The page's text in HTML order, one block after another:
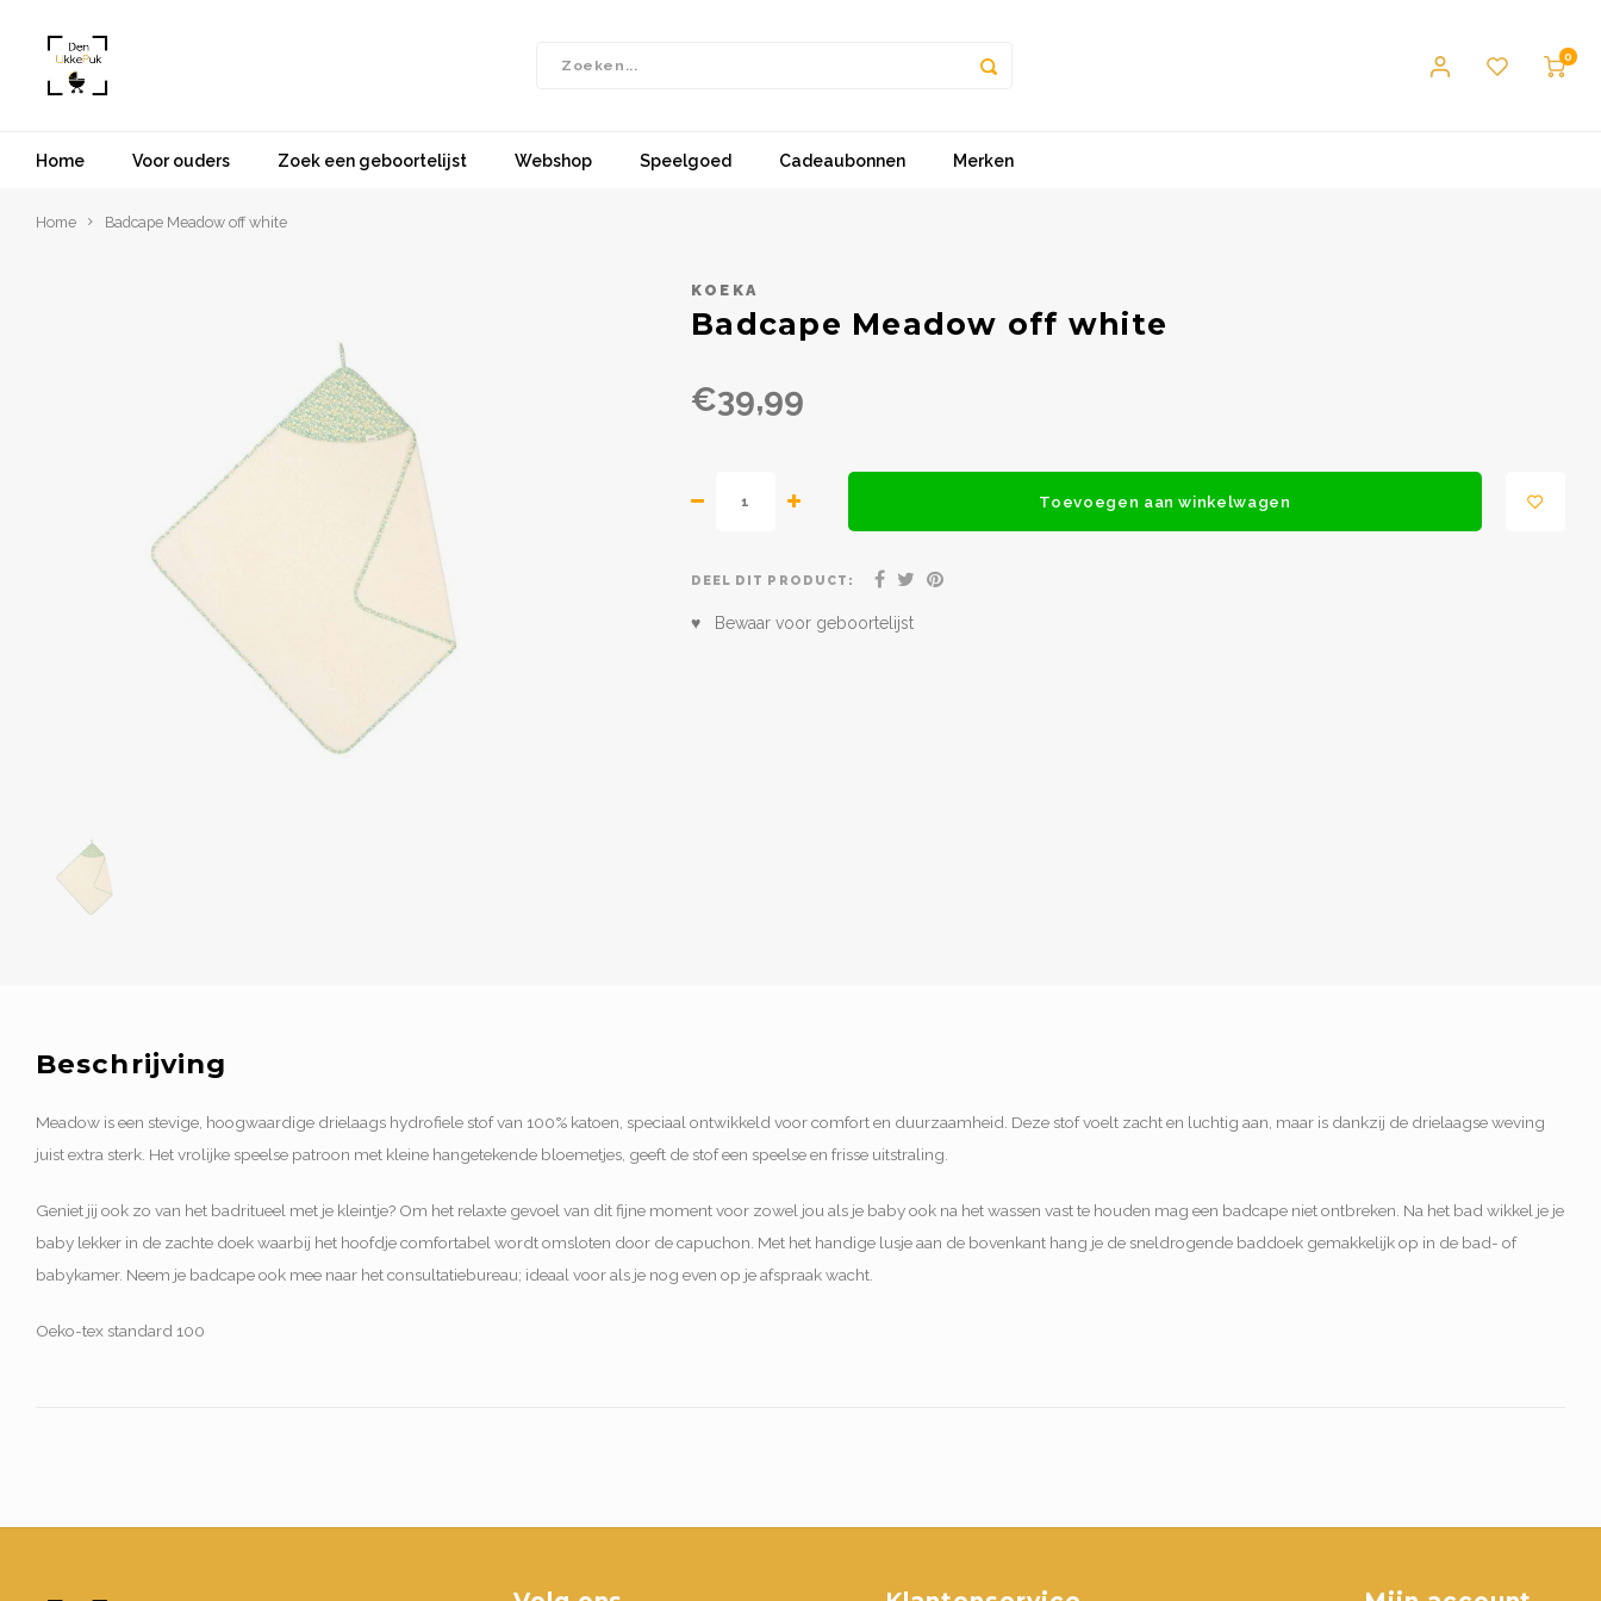
0
Home Voor ouders Zoek een geboortelijst Webshop Speelgoed Cadeaubonnen Merken
Home Badcape Meadow off white
KOEKA
Badcape Meadow off white
€39,99
Toevoegen aan winkelwagen
DEEL DIT PRODUCT:
♥ Bewaar voor geboortelijst
Beschrijving
Meadow is een stevige, hoogwaardige drielaags hydrofiele stof van 100% katoen, speciaal ontwikkeld voor comfort en duurzaamheid. Deze stof voelt zacht en luchtig aan, maar is dankzij de drielaagse weving
juist extra sterk. Het vrolijke speelse patroon met kleine hangetekende bloemetjes, geeft de stof een speelse en frisse uitstraling.
Geniet jij ook zo van het badritueel met je kleintje? Om het relaxte gevoel van dit fijne moment voor zowel jou als je baby ook na het wassen vast te houden mag een badcape niet ontbreken. Na het bad wikkel je je
baby lekker in de zachte doek waarbij het hoofdje comfortabel wordt omsloten door de capuchon. Met het handige lusje aan de bovenkant hang je de sneldrogende baddoek gemakkelijk op in de bad- of
babykamer. Neem je badcape ook mee naar het consultatiebureau; ideaal voor als je nog even op je afspraak wacht.
Oeko-tex standard 100